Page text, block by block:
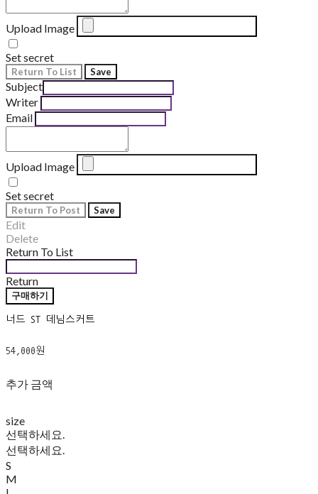
Upload Image
Set secret
Return To List Save
Subject
Writer
Email
Upload Image
Set secret
Return To Post Save
Edit
Delete
Return To List
Return
구매하기
너드 ST 데님스커트
54,000원
추가 금액
size
선택하세요.
선택하세요.
S
M